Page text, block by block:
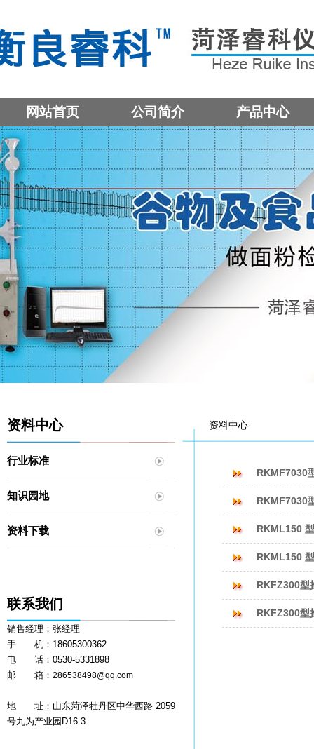
网站首页 公司简介 产品中心
资料中心
行业标准
知识园地
资料下载
联系我们
销售经理：张经理
手 机：18605300362
电 话：0530-5331898
邮 箱： 286538498@qq.com
地 址：山东菏泽牡丹区中华西路 2059
号九为产业园D16-3
资料中心
RKMF7030
RKMF7030
RKML150
RKML150
RKFZ300型
RKFZ300型